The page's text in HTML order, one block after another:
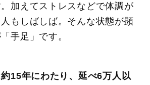
加えてストレスなどで体調が
もしばしば。そんな状態が顕
手足」です。
約15年にわたり、延べ6万人以